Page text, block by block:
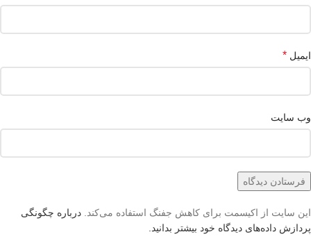
ایمیل *
وب‌ سایت
این سایت از اکیسمت برای کاهش جفنگ استفاده می‌کند. درباره چگونگی
پردازش داده‌های دیدگاه خود بیشتر بدانید.